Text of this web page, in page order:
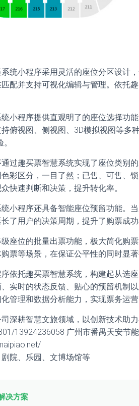
统小程序采用灵活的座位分区设计
配并支持可视化编辑与管理。依托
小程序提供直观明了的座位选择功
俯视图、侧视图、3D模拟视图等
过趣买票智慧系统实现了座位类别
彩区分，一目了然；已售、可售、
快速判断和决策，提升转化率。
小程序还具备智能座位预留功能。
了用户的决策周期，提升了购票成
座位的批量出票功能，极大简化购
票等场景，在保证公平性的同时显
依托趣买票智慧系统，构建起从选
实时的状态反馈、贴心的预留机制
管理和数据分析能力，实现票务运
深耕智慧文旅领域，以创新技术助
13924236058 广州市番禺天安节
院、乐园、文博场馆等
决方案